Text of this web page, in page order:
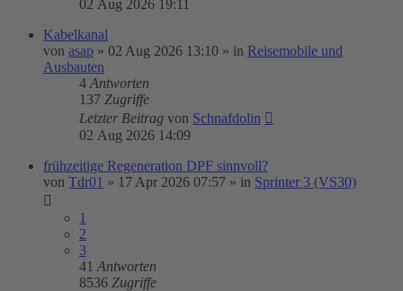
02 Aug 2026 19:11
Kabelkanal
von asap » 02 Aug 2026 13:10 » in Reisemobile und
Ausbauten
4 Antworten
137 Zugriffe
Letzter Beitrag von Schnafdolin
02 Aug 2026 14:09
frühzeitige Regeneration DPF sinnvoll?
von Tdr01 » 17 Apr 2026 07:57 » in Sprinter 3 (VS30)
1
2
3
41 Antworten
8536 Zugriffe